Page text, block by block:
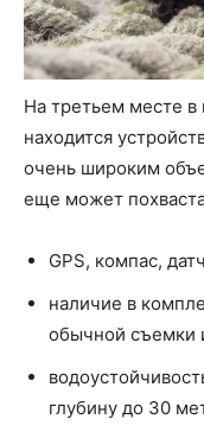
На третьем месте
находится
очень широким
еще может
GPS, компас,
наличие в
обычной съемки
глубину до 30